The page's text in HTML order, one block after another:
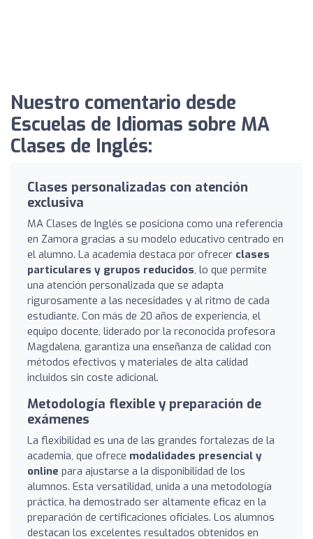
Nuestro comentario desde
Escuelas de Idiomas sobre MA
Clases de Inglés:
Clases personalizadas con atención
exclusiva
MA Clases de Inglés se posiciona como una referencia
en Zamora gracias a su modelo educativo centrado en
el alumno. La academia destaca por ofrecer clases
particulares y grupos reducidos, lo que permite
una atención personalizada que se adapta
rigurosamente a las necesidades y al ritmo de cada
estudiante. Con más de 20 años de experiencia, el
equipo docente, liderado por la reconocida profesora
Magdalena, garantiza una enseñanza de calidad con
métodos efectivos y materiales de alta calidad
incluidos sin coste adicional.
Metodología flexible y preparación de
exámenes
La flexibilidad es una de las grandes fortalezas de la
academia, que ofrece modalidades presencial y
online para ajustarse a la disponibilidad de los
alumnos. Esta versatilidad, unida a una metodología
práctica, ha demostrado ser altamente eficaz en la
preparación de certificaciones oficiales. Los alumnos
destacan los excelentes resultados obtenidos en